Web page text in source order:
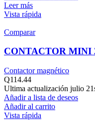
Leer más
Vista rápida
Comparar
CONTACTOR MINI
Contactor magnético
Q114.44
Ultima actualización julio
Añadir a lista de deseos
Añadir al carrito
Vista rápida